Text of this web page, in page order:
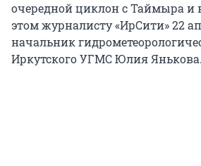
очередной циклон с Таймыра и
этом журналисту «ИрСити» 22
начальник
Иркутского УГМС Юлия Янькова.